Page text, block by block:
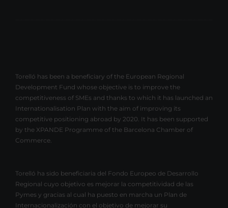
Torelló has been a beneficiary of the European Regional
Development Fund whose objective is to improve the
competitiveness of SMEs and thanks to which it has launched an
Internationalisation Plan with the aim of improving its
competitive positioning abroad by 2020. It has been supported
by the XPANDE Programme of the Barcelona Chamber of
Commerce.
Torelló ha sido beneficiaria del Fondo Europeo de Desarrollo
Regional cuyo objetivo es mejorar la competitividad de las
Pymes y gracias al cual ha puesto en marcha un Plan de
Internacionalización con el objetivo de mejorar su